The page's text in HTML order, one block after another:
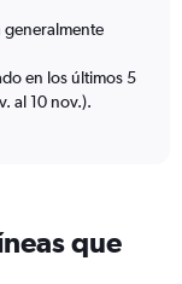
generalmente
en los últimos 5
al 10 nov.).
que